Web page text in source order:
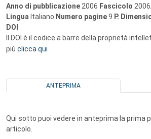
Anno di pubblicazione 2006 Fascicolo
Lingua Italiano Numero pagine9 P.
DOI
Il DOI è il codice a barre della proprietà
più clicca qui
ANTEPRIMA
Qui sotto puoi vedere in anteprima la prima
articolo.